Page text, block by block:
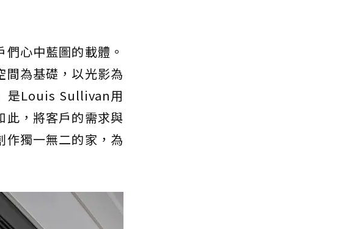
心中藍圖的載體。
間為基礎，以光影為
是Louis Sullivan用
此，將客戶的需求與
作獨一無二的家，為